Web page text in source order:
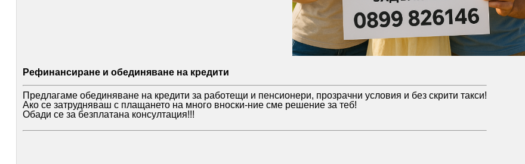
Рефинансиране и обединяване на кредити
Предлагаме обединяване на кредити за работещи и пенсионери, прозрачни условия и без скрити такси!
Ако се затрудняваш с плащането на много вноски-ние сме решение за теб!
Обади се за безплатана консултация!!!